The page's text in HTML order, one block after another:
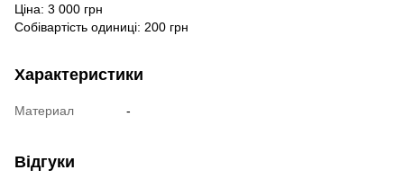
Ціна: 3 000 грн
Собівартість одиниці: 200 грн
Характеристики
Материал -
Відгуки